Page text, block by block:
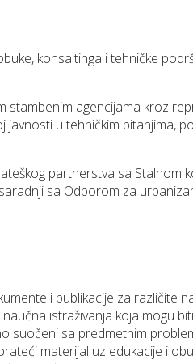
konsaltinga i tehničke
stambenim agencijama kroz
javnosti u tehničkim pitanjima,
partnerstva sa Stalnom
sa Odborom za
i publikacije za različite
naučna istraživanja koja mogu
suočeni sa predmetnim
materijal uz edukacije i